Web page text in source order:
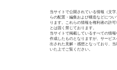
当サイトで公開されている情報（文
らの配置・編集および構造などにつ
ります。これらの情報を権利者の許
とは固く禁じております。
当サイトで掲載しているすべての情
作成したものとなりますが、サービ
出された見解・感想となっており、
いた上でご覧ください。